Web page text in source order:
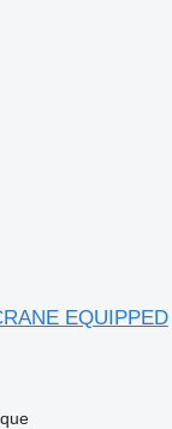
EQUIPPED